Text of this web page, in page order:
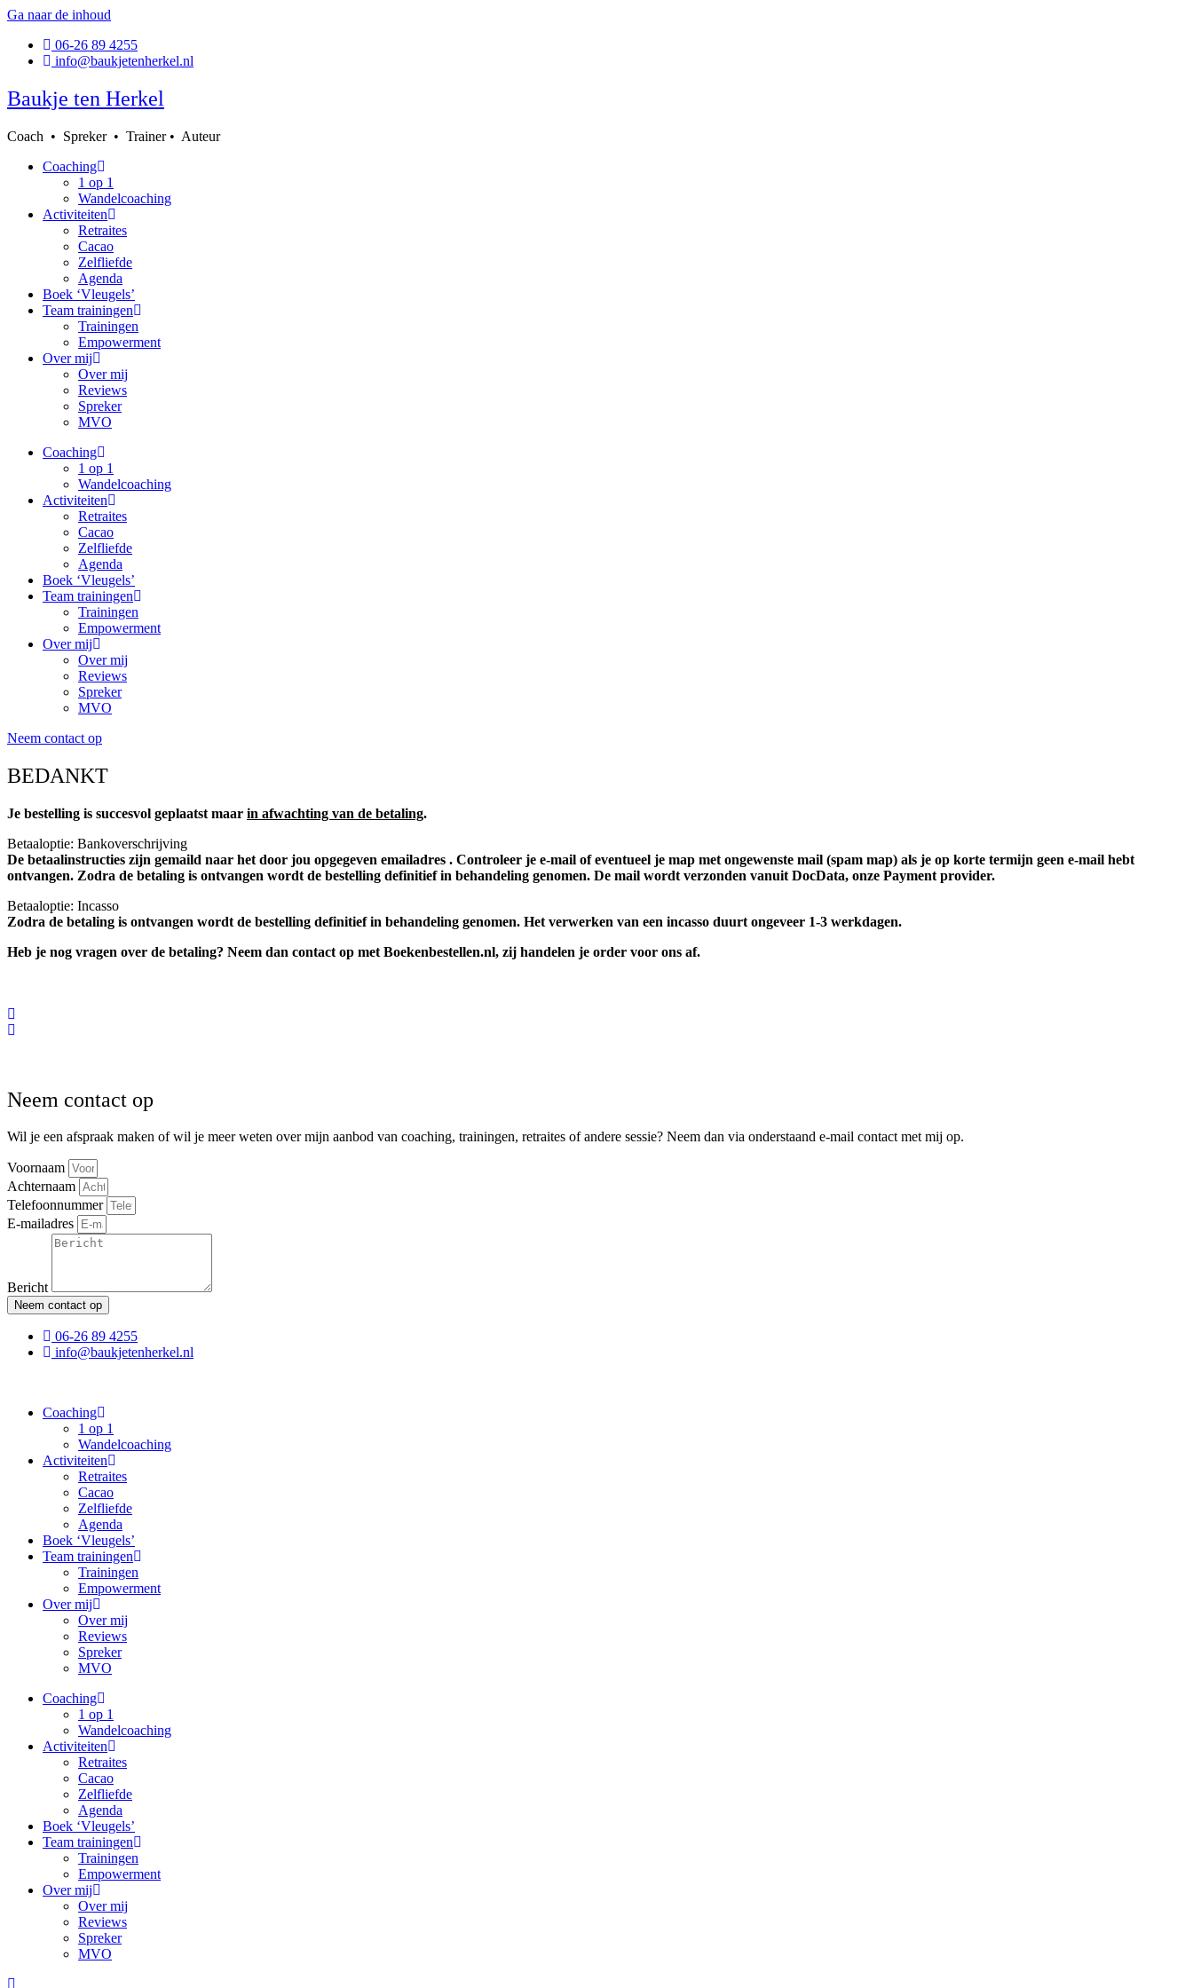
Ga naar de inhoud
06-26 89 4255
info@baukjetenherkel.nl
Baukje ten Herkel
Coach • Spreker • Trainer • Auteur
Coaching
1 op 1
Wandelcoaching
Activiteiten
Retraites
Cacao
Zelfliefde
Agenda
Boek ‘Vleugels’
Team trainingen
Trainingen
Empowerment
Over mij
Over mij
Reviews
Spreker
MVO
Coaching
1 op 1
Wandelcoaching
Activiteiten
Retraites
Cacao
Zelfliefde
Agenda
Boek ‘Vleugels’
Team trainingen
Trainingen
Empowerment
Over mij
Over mij
Reviews
Spreker
MVO
Neem contact op
BEDANKT
Je bestelling is succesvol geplaatst maar in afwachting van de betaling.
Betaaloptie: Bankoverschrijving
De betaalinstructies zijn gemaild naar het door jou opgegeven emailadres . Controleer je e-mail of eventueel je map met ongewenste mail (spam map) als je op korte termijn geen e-mail hebt
ontvangen. Zodra de betaling is ontvangen wordt de bestelling definitief in behandeling genomen. De mail wordt verzonden vanuit DocData, onze Payment provider.
Betaaloptie: Incasso
Zodra de betaling is ontvangen wordt de bestelling definitief in behandeling genomen. Het verwerken van een incasso duurt ongeveer 1-3 werkdagen.
Heb je nog vragen over de betaling? Neem dan contact op met Boekenbestellen.nl, zij handelen je order voor ons af.
Neem contact op
Wil je een afspraak maken of wil je meer weten over mijn aanbod van coaching, trainingen, retraites of andere sessie? Neem dan via onderstaand e-mail contact met mij op.
Voornaam
Achternaam
Telefoonnummer
E-mailadres
Bericht
Neem contact op
06-26 89 4255
info@baukjetenherkel.nl
Coaching
1 op 1
Wandelcoaching
Activiteiten
Retraites
Cacao
Zelfliefde
Agenda
Boek ‘Vleugels’
Team trainingen
Trainingen
Empowerment
Over mij
Over mij
Reviews
Spreker
MVO
Coaching
1 op 1
Wandelcoaching
Activiteiten
Retraites
Cacao
Zelfliefde
Agenda
Boek ‘Vleugels’
Team trainingen
Trainingen
Empowerment
Over mij
Over mij
Reviews
Spreker
MVO